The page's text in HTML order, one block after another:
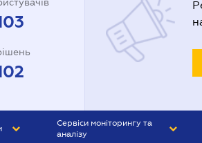
Сервіси моніторингу та
аналізу